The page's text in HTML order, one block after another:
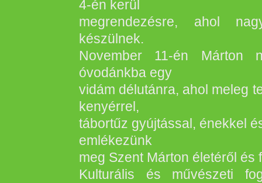
4-én kerül
megrendezésre, ahol
készülnek.
November 11-én Márton
óvodánkba egy
vidám délutánra, ahol meleg
kenyérrel,
tábortűz gyújtással, énekkel
emlékezünk
meg Szent Márton életéről és
Kulturális és művészeti